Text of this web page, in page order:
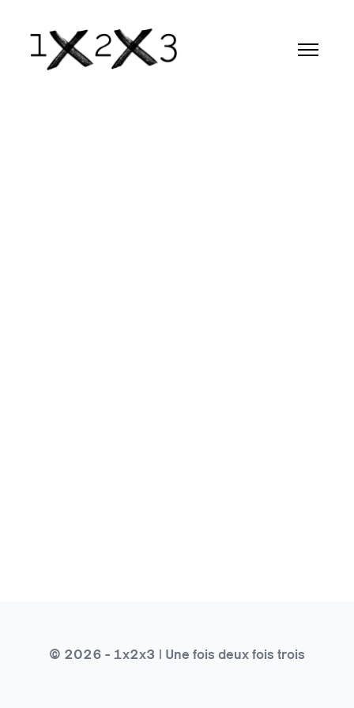
© 2026 - 1x2x3 | Une fois deux fois trois